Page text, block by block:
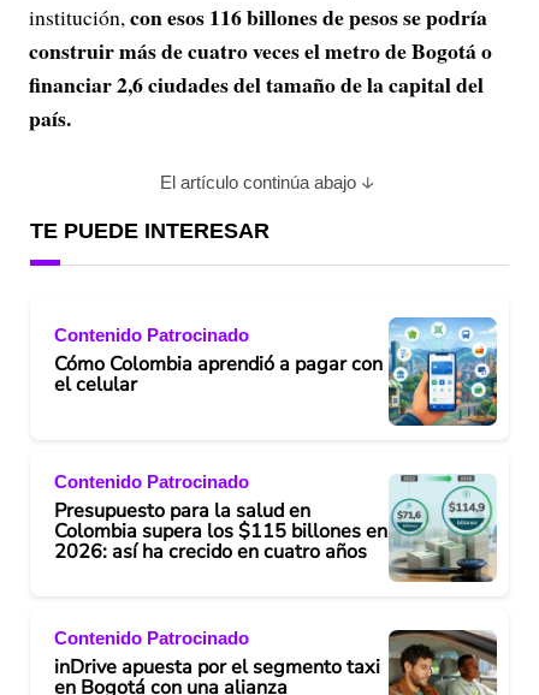
institución,con esos 116 billones de pesos se podría
construir más de cuatro veces el metro de Bogotá o
financiar 2,6 ciudades del tamaño de la capital del
país.
El artículo continúa abajo
TE PUEDE INTERESAR
Contenido Patrocinado
Cómo Colombia aprendió a pagar con
el celular
Contenido Patrocinado
Presupuesto para la salud en
Colombia supera los $115 billones en
2026: así ha crecido en cuatro años
Contenido Patrocinado
inDrive apuesta por el segmento taxi
en Bogotá con una alianza